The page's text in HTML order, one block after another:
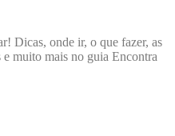
Dicas, onde ir, o que fazer, as
e muito mais no guia Encontra